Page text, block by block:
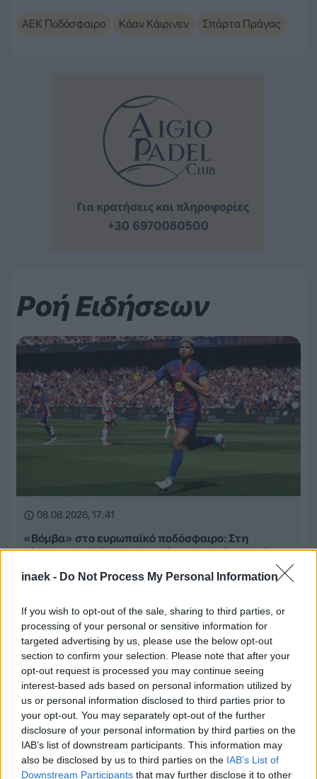
inaek - Do Not Process My Personal Information
If you wish to opt-out of the sale, sharing to third parties, or
processing of your personal or sensitive information for
targeted advertising by us, please use the below opt-out
section to confirm your selection. Please note that after your
opt-out request is processed you may continue seeing
interest-based ads based on personal information utilized by
us or personal information disclosed to third parties prior to
your opt-out. You may separately opt-out of the further
disclosure of your personal information by third parties on the
IAB’s list of downstream participants. This information may
also be disclosed by us to third parties on the IAB’s List of
Downstream Participants that may further disclose it to other
ΑΕΚ Ποδόσφαιρο Κάαν Κάιρινεν Σπάρτα Πράγας
Ροή Ειδήσεων
08.08.2026, 17:41
«Βόμβα» στο ευρωπαϊκό ποδόσφαιρο: Στη
Λίβερπουλ ο Ρόναλντ Αραούχο με οψιόν αγοράς